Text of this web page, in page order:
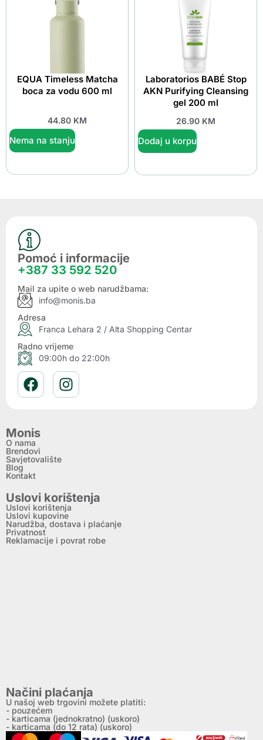
EQUA Timeless Matcha
boca za vodu 600 ml
44.80 KM
Nema na stanju
Laboratorios BABÉ Stop
AKN Purifying Cleansing
gel 200 ml
26.90 KM
Dodaj u korpu
Pomoć i informacije
+387 33 592 520
Mail za upite o web narudžbama:
info@monis.ba
Adresa
Franca Lehara 2 / Alta Shopping Centar
Radno vrijeme
09:00h do 22:00h
Monis
O nama
Brendovi
Savjetovalište
Blog
Kontakt
Uslovi korištenja
Uslovi korištenja
Uslovi kupovine
Narudžba, dostava i plaćanje
Privatnost
Reklamacije i povrat robe
Načini plaćanja
U našoj web trgovini možete platiti:
- pouzećem
- karticama (jednokratno) (uskoro)
- karticama (do 12 rata) (uskoro)